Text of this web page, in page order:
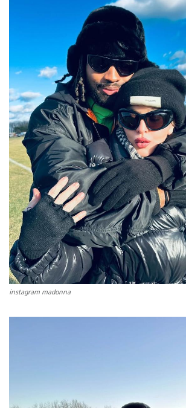
instagram madonna